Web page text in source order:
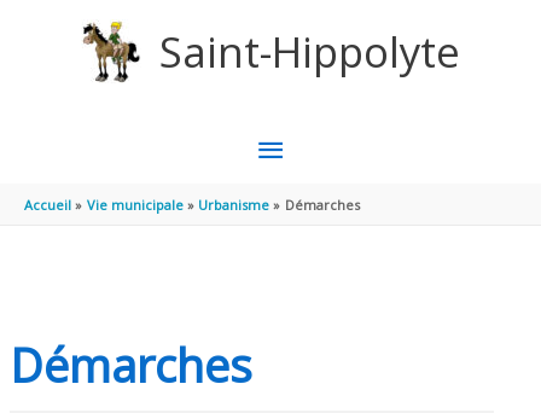
Saint-Hippolyte
MENU
PRINCIPAL
Accueil Vie municipale Urbanisme Démarches
Démarches